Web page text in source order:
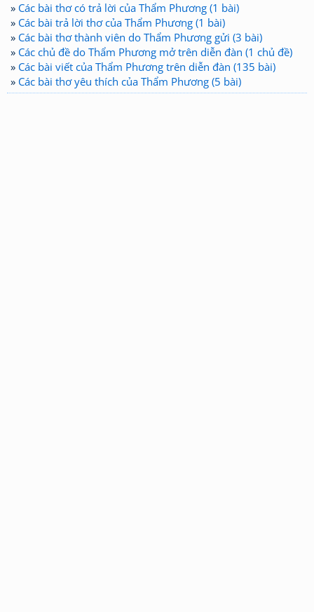
» Các bài thơ có trả lời của Thẩm Phương (1 bài)
» Các bài trả lời thơ của Thẩm Phương (1 bài)
» Các bài thơ thành viên do Thẩm Phương gửi (3 bài)
» Các chủ đề do Thẩm Phương mở trên diễn đàn (1 chủ đề)
» Các bài viết của Thẩm Phương trên diễn đàn (135 bài)
» Các bài thơ yêu thích của Thẩm Phương (5 bài)